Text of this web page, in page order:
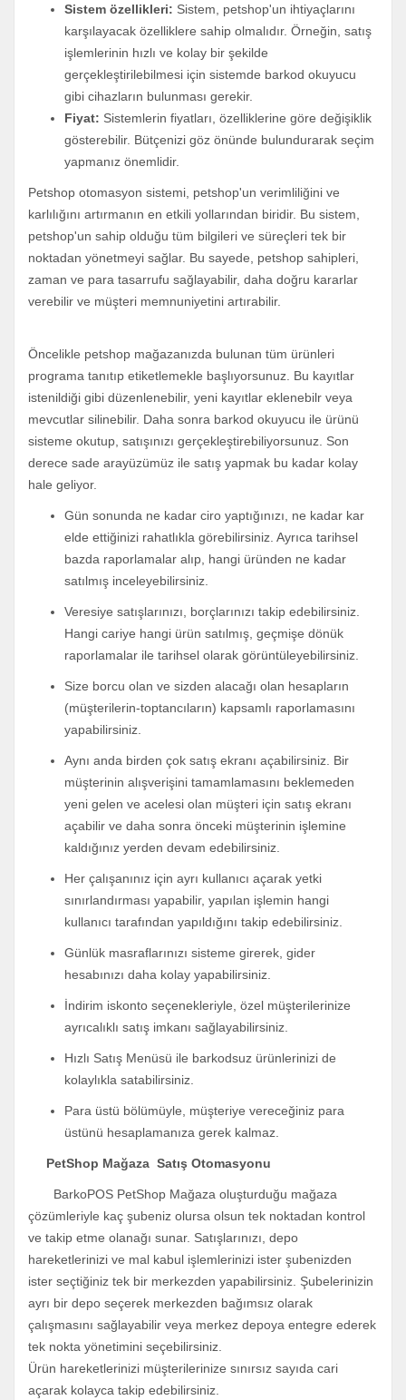
Sistem özellikleri: Sistem, petshop'un ihtiyaçlarını
karşılayacak özelliklere sahip olmalıdır. Örneğin, satış
işlemlerinin hızlı ve kolay bir şekilde
gerçekleştirilebilmesi için sistemde barkod okuyucu
gibi cihazların bulunması gerekir.
Fiyat: Sistemlerin fiyatları, özelliklerine göre değişiklik
gösterebilir. Bütçenizi göz önünde bulundurarak seçim
yapmanız önemlidir.
Petshop otomasyon sistemi, petshop'un verimliliğini ve
karlılığını artırmanın en etkili yollarından biridir. Bu sistem,
petshop'un sahip olduğu tüm bilgileri ve süreçleri tek bir
noktadan yönetmeyi sağlar. Bu sayede, petshop sahipleri,
zaman ve para tasarrufu sağlayabilir, daha doğru kararlar
verebilir ve müşteri memnuniyetini artırabilir.
Öncelikle petshop mağazanızda bulunan tüm ürünleri
programa tanıtıp etiketlemekle başlıyorsunuz. Bu kayıtlar
istenildiği gibi düzenlenebilir, yeni kayıtlar eklenebilr veya
mevcutlar silinebilir. Daha sonra barkod okuyucu ile ürünü
sisteme okutup, satışınızı gerçekleştirebiliyorsunuz. Son
derece sade arayüzümüz ile satış yapmak bu kadar kolay
hale geliyor.
Gün sonunda ne kadar ciro yaptığınızı, ne kadar kar
elde ettiğinizi rahatlıkla görebilirsiniz. Ayrıca tarihsel
bazda raporlamalar alıp, hangi üründen ne kadar
satılmış inceleyebilirsiniz.
Veresiye satışlarınızı, borçlarınızı takip edebilirsiniz.
Hangi cariye hangi ürün satılmış, geçmişe dönük
raporlamalar ile tarihsel olarak görüntüleyebilirsiniz.
Size borcu olan ve sizden alacağı olan hesapların
(müşterilerin-toptancıların) kapsamlı raporlamasını
yapabilirsiniz.
Aynı anda birden çok satış ekranı açabilirsiniz. Bir
müşterinin alışverişini tamamlamasını beklemeden
yeni gelen ve acelesi olan müşteri için satış ekranı
açabilir ve daha sonra önceki müşterinin işlemine
kaldığınız yerden devam edebilirsiniz.
Her çalışanınız için ayrı kullanıcı açarak yetki
sınırlandırması yapabilir, yapılan işlemin hangi
kullanıcı tarafından yapıldığını takip edebilirsiniz.
Günlük masraflarınızı sisteme girerek, gider
hesabınızı daha kolay yapabilirsiniz.
İndirim iskonto seçenekleriyle, özel müşterilerinize
ayrıcalıklı satış imkanı sağlayabilirsiniz.
Hızlı Satış Menüsü ile barkodsuz ürünlerinizi de
kolaylıkla satabilirsiniz.
Para üstü bölümüyle, müşteriye vereceğiniz para
üstünü hesaplamanıza gerek kalmaz.
PetShop Mağaza Satış Otomasyonu
BarkoPOS PetShop Mağaza oluşturduğu mağaza
çözümleriyle kaç şubeniz olursa olsun tek noktadan kontrol
ve takip etme olanağı sunar. Satışlarınızı, depo
hareketlerinizi ve mal kabul işlemlerinizi ister şubenizden
ister seçtiğiniz tek bir merkezden yapabilirsiniz. Şubelerinizin
ayrı bir depo seçerek merkezden bağımsız olarak
çalışmasını sağlayabilir veya merkez depoya entegre ederek
tek nokta yönetimini seçebilirsiniz.
Ürün hareketlerinizi müşterilerinize sınırsız sayıda cari
açarak kolayca takip edebilirsiniz.